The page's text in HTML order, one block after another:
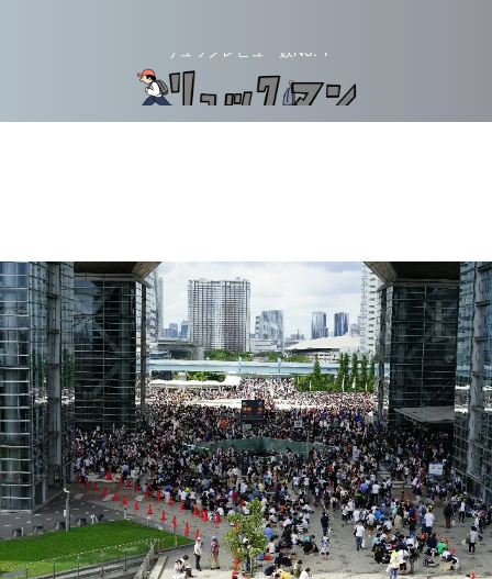
リュックレビュー数No. 1